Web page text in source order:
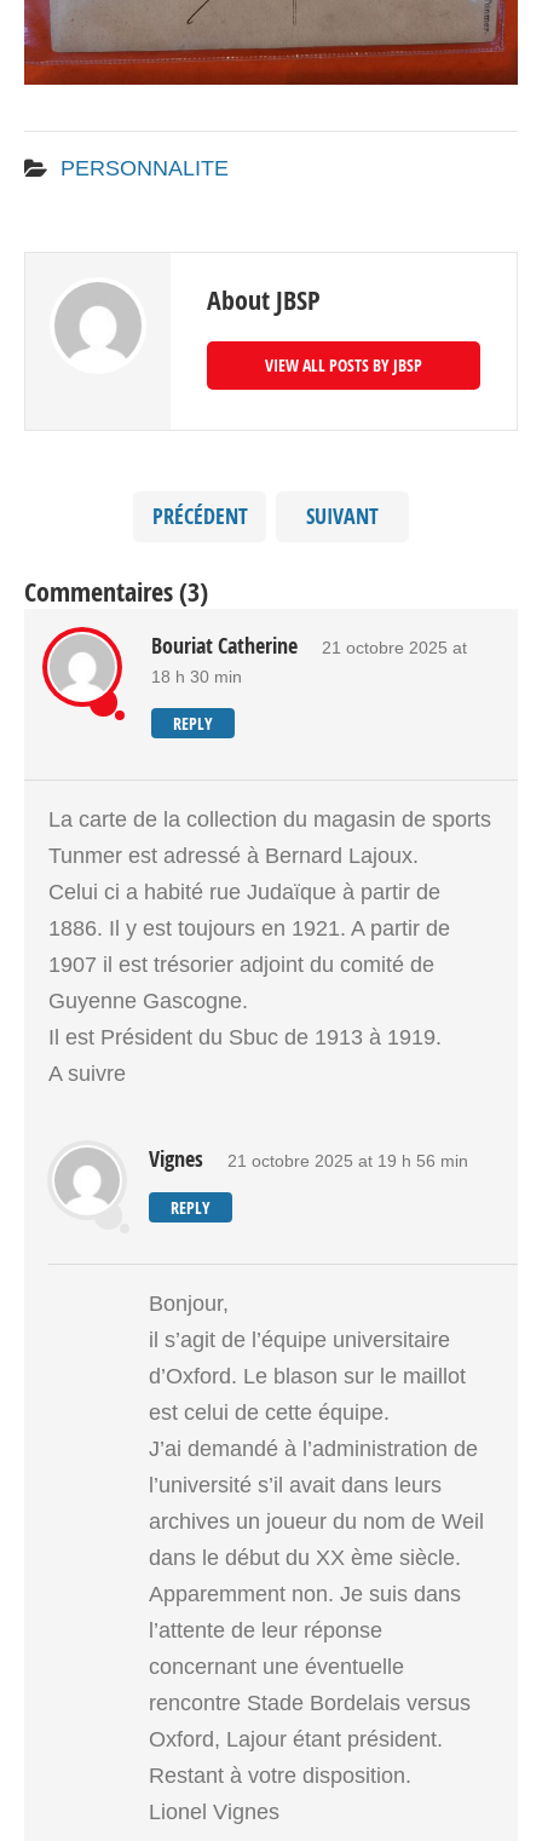
PERSONNALITE
About JBSP
VIEW ALL POSTS BY JBSP
PRÉCÉDENT SUIVANT
Commentaires (3)
Bouriat Catherine
21 octobre 2025 at
18 h 30 min
REPLY
La carte de la collection du magasin de sports
Tunmer est adressé à Bernard Lajoux.
Celui ci a habité rue Judaïque à partir de
1886. Il y est toujours en 1921. A partir de
1907 il est trésorier adjoint du comité de
Guyenne Gascogne.
Il est Président du Sbuc de 1913 à 1919.
A suivre
Vignes 21 octobre 2025 at 19 h 56 min
REPLY
Bonjour,
il s’agit de l’équipe universitaire
d’Oxford. Le blason sur le maillot
est celui de cette équipe.
J’ai demandé à l’administration de
l’université s’il avait dans leurs
archives un joueur du nom de Weil
dans le début du XX ème siècle.
Apparemment non. Je suis dans
l’attente de leur réponse
concernant une éventuelle
rencontre Stade Bordelais versus
Oxford, Lajour étant président.
Restant à votre disposition.
Lionel Vignes